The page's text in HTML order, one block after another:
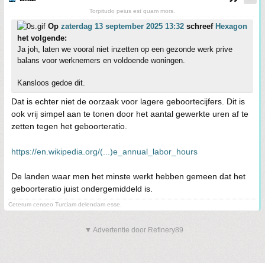
Torpitudo peius est quam mors.
Op zaterdag 13 september 2025 13:32 schreef Hexagon
het volgende:
Ja joh, laten we vooral niet inzetten op een gezonde werk prive
balans voor werknemers en voldoende woningen.
Kansloos gedoe dit.
Dat is echter niet de oorzaak voor lagere geboortecijfers. Dit is
ook vrij simpel aan te tonen door het aantal gewerkte uren af te
zetten tegen het geboorteratio.
https://en.wikipedia.org/(...)e_annual_labor_hours
De landen waar men het minste werkt hebben gemeen dat het
geboorteratio juist ondergemiddeld is.
Ceterum censeo Turciam delendam esse.
▼ Advertentie door Refinery89